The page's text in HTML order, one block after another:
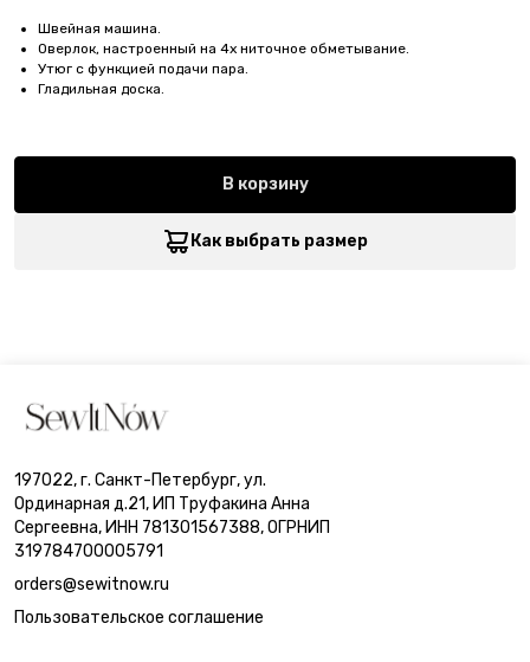
Швейная машина.
Оверлок, настроенный на 4х ниточное обметывание.
Утюг с функцией подачи пара.
Гладильная доска.
В корзину
Как выбрать размер
197022, г. Санкт-Петербург, ул.
Ординарная д.21, ИП Труфакина Анна
Сергеевна, ИНН 781301567388, ОГРНИП
319784700005791
orders@sewitnow.ru
Пользовательское соглашение